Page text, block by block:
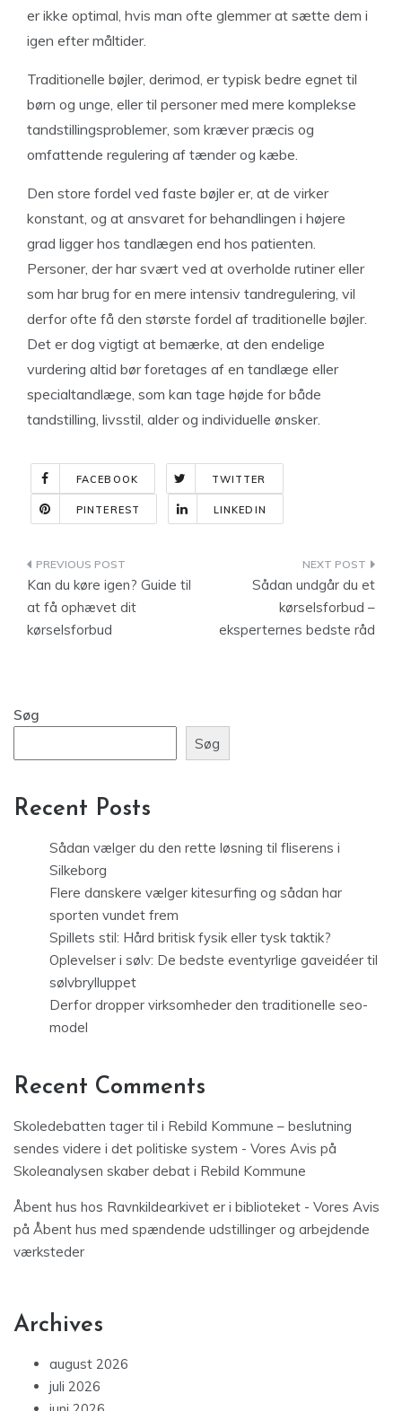
er ikke optimal, hvis man ofte glemmer at sætte dem i
igen efter måltider.
Traditionelle bøjler, derimod, er typisk bedre egnet til
børn og unge, eller til personer med mere komplekse
tandstillingsproblemer, som kræver præcis og
omfattende regulering af tænder og kæbe.
Den store fordel ved faste bøjler er, at de virker
konstant, og at ansvaret for behandlingen i højere
grad ligger hos tandlægen end hos patienten.
Personer, der har svært ved at overholde rutiner eller
som har brug for en mere intensiv tandregulering, vil
derfor ofte få den største fordel af traditionelle bøjler.
Det er dog vigtigt at bemærke, at den endelige
vurdering altid bør foretages af en tandlæge eller
specialtandlæge, som kan tage højde for både
tandstilling, livsstil, alder og individuelle ønsker.
FACEBOOK TWITTER
PINTEREST LINKEDIN
Indlægsnavigation
Kan du køre igen? Guide til
at få ophævet dit
kørselsforbud
Sådan undgår du et
kørselsforbud –
eksperternes bedste råd
Søg
Søg
Recent Posts
Sådan vælger du den rette løsning til fliserens i
Silkeborg
Flere danskere vælger kitesurfing og sådan har
sporten vundet frem
Spillets stil: Hård britisk fysik eller tysk taktik?
Oplevelser i sølv: De bedste eventyrlige gaveidéer til
sølvbrylluppet
Derfor dropper virksomheder den traditionelle seo-
model
Recent Comments
Skoledebatten tager til i Rebild Kommune – beslutning
sendes videre i det politiske system - Vores Avis på
Skoleanalysen skaber debat i Rebild Kommune
Åbent hus hos Ravnkildearkivet er i biblioteket - Vores Avis
på Åbent hus med spændende udstillinger og arbejdende
værksteder
Archives
august 2026
juli 2026